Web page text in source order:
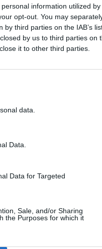
information utilized
opt-out. You may
third parties on the IAB’s
by us to third parties on
it to other third parties.
data.
Data.
Data for Targeted
Sale, and/or Sharing
the Purposes for which it
kelininkai skelbia,
pavojingiausia